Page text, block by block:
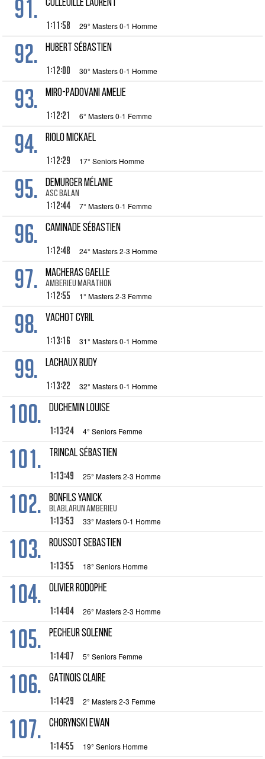
91. COLLEUILLE Laurent
1:11:58 29° Masters 0-1 Homme
92. HUBERT Sébastien
1:12:00 30° Masters 0-1 Homme
93. MIRO-PADOVANI Amelie
1:12:21 6° Masters 0-1 Femme
94. RIOLO Mickael
1:12:29 17° Seniors Homme
95. DEMURGER Mélanie
ASC Balan
1:12:44 7° Masters 0-1 Femme
96. CAMINADE Sébastien
1:12:48 24° Masters 2-3 Homme
97. MACHERAS Gaelle
AMBERIEU MARATHON
1:12:55 1° Masters 2-3 Femme
98. VACHOT Cyril
1:13:16 31° Masters 0-1 Homme
99. LACHAUX Rudy
1:13:22 32° Masters 0-1 Homme
100. DUCHEMIN Louise
1:13:24 4° Seniors Femme
101. TRINCAL Sébastien
1:13:49 25° Masters 2-3 Homme
102. BONFILS Yanick
BLABLARUN AMBERIEU
1:13:53 33° Masters 0-1 Homme
103. ROUSSOT Sebastien
1:13:55 18° Seniors Homme
104. OLIVIER Rodophe
1:14:04 26° Masters 2-3 Homme
105. PECHEUR Solenne
1:14:07 5° Seniors Femme
106. GATINOIS Claire
1:14:29 2° Masters 2-3 Femme
107. CHORYNSKI Ewan
1:14:55 19° Seniors Homme